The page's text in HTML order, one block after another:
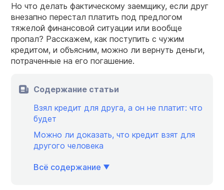
Но что делать фактическому заемщику, если друг
внезапно перестал платить под предлогом
тяжелой финансовой ситуации или вообще
пропал? Расскажем, как поступить с чужим
кредитом, и объясним, можно ли вернуть деньги,
потраченные на его погашение.
Содержание статьи
Взял кредит для друга, а он не платит: что
будет
Можно ли доказать, что кредит взят для
другого человека
Всё содержание